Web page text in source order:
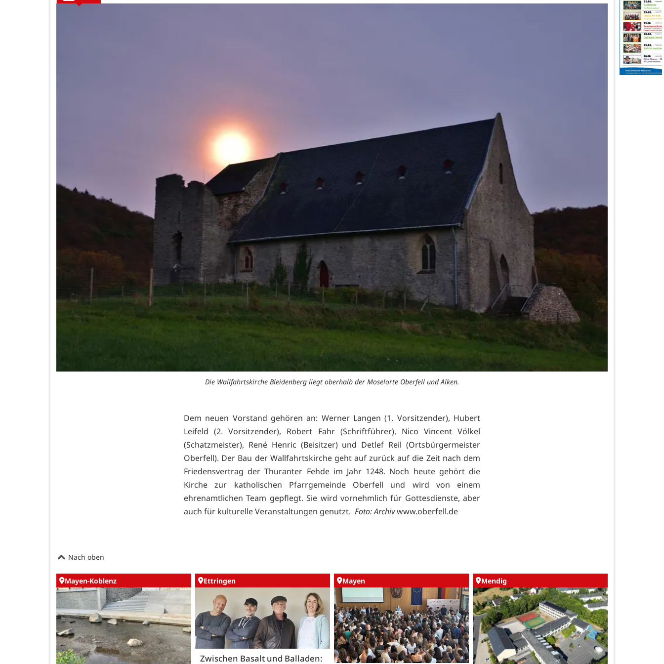
Die Wallfahrtskirche Bleidenberg liegt oberhalb der Moselorte Oberfell und Alken.
Dem neuen Vorstand gehören an: Werner Langen (1. Vorsitzender), Hubert
Leifeld (2. Vorsitzender), Robert Fahr (Schriftführer), Nico Vincent Völkel
(Schatzmeister), René Henric (Beisitzer) und Detlef Reil (Ortsbürgermeister
Oberfell). Der Bau der Wallfahrtskirche geht auf zurück auf die Zeit nach dem
Friedensvertrag der Thuranter Fehde im Jahr 1248. Noch heute gehört die
Kirche zur katholischen Pfarrgemeinde Oberfell und wird von einem
ehrenamtlichen Team gepflegt. Sie wird vornehmlich für Gottesdienste, aber
auch für kulturelle Veranstaltungen genutzt. Foto: Archivwww.oberfell.de
Nach oben
Mayen-Koblenz Ettringen
Zwischen Basalt und Balladen:
Mayen Mendig